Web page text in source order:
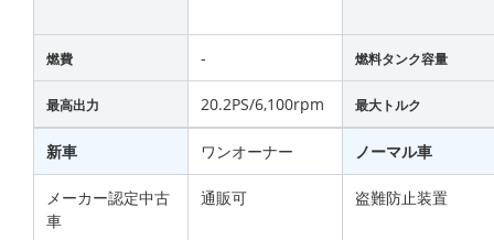
燃費 - 燃料タンク容量
最高出力 20.2PS/6,100rpm 最大トルク
新車 ワンオーナー ノーマル車
メーカー認定中古
車
通販可 盗難防止装置